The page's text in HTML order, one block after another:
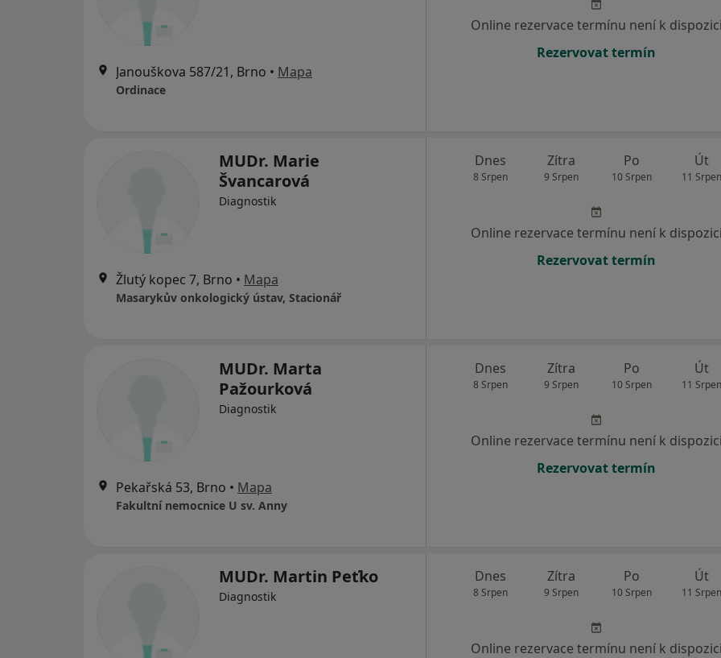
Janouškova 587/21, Brno • Mapa
Ordinace
Online rezervace termínu není k dispozici
Rezervovat termín
MUDr. Marie
Švancarová
Diagnostik
Žlutý kopec 7, Brno • Mapa
Masarykův onkologický ústav, Stacionář
Dnes
8 Srpen
Zítra
9 Srpen
Po
10 Srpen
Út
11 Srpen
Online rezervace termínu není k dispozici
Rezervovat termín
MUDr. Marta
Pažourková
Diagnostik
Pekařská 53, Brno • Mapa
Fakultní nemocnice U sv. Anny
Dnes
8 Srpen
Zítra
9 Srpen
Po
10 Srpen
Út
11 Srpen
Online rezervace termínu není k dispozici
Rezervovat termín
MUDr. Martin Peťko
Diagnostik
Dnes
8 Srpen
Zítra
9 Srpen
Po
10 Srpen
Út
11 Srpen
Online rezervace termínu není k dispozici